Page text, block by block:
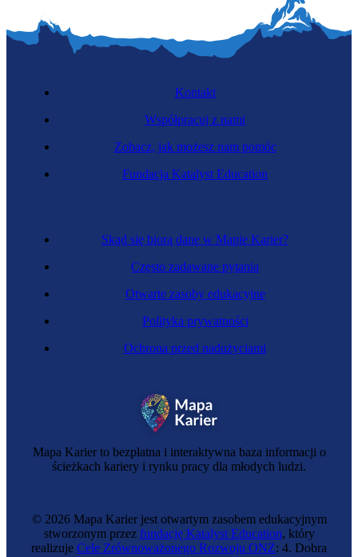
Specjalistka kopalin stałych
Mapa Karier to bezpłatna i interaktywna baza informacji o
ścieżkach kariery i rynku pracy dla młodych ludzi.
Skąd się biorą dane w Mapie Karier?
Często zadawane pytania
Otwarte zasoby edukacyjne
Polityka prywatności
Ochrona przed nadużyciami
Kontakt
Współpracuj z nami
Zobacz, jak możesz nam pomóc
Fundacja Katalyst Education
© 2026 Mapa Karier jest otwartym zasobem edukacyjnym
stworzonym przez fundację Katalyst Education, który
realizuje Cele Zrównoważonego Rozwoju ONZ: 4. Dobra